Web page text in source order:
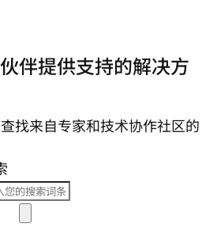
伴提供支持的解决方
找来自专家和技术协作社区的